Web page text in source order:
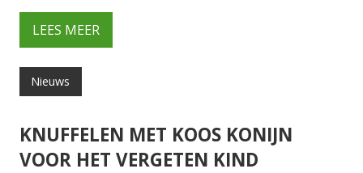
LEES MEER
Nieuws
KNUFFELEN MET KOOS KONIJN
VOOR HET VERGETEN KIND